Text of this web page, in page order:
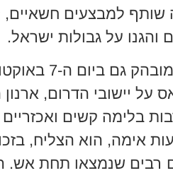
שותף למבצעים
והגנו על גבולות ישראל.
יישובי הדרום, ארנון
בלימה קשים
אימה, הוא הצליח,
רבים שנמצאו תחת